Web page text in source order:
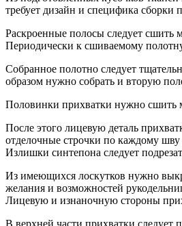
требует дизайн и специфика сборки
Раскроенные полосы следует сшить
Периодически к сшиваемому
Собранное полотно следует
образом нужно собрать и вторую
Половинки прихватки нужно сшить
После этого лицевую деталь
отделочные строчки по каждому шву
Излишки синтепона следует
Из имеющихся лоскутков нужно
желания и возможностей
Лицевую и изнаночную стороны
В верхней части прихватки следует